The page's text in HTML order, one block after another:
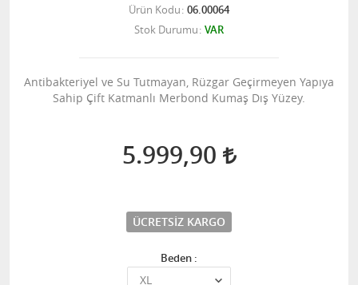
Ürün Kodu 06.00064
Stok Durumu VAR
Antibakteriyel ve Su Tutmayan, Rüzgar Geçirmeyen Yapıya
Sahip Çift Katmanlı Merbond Kumaş Dış Yüzey.
5.999,90
ÜCRETSIZ KARGO
Beden :